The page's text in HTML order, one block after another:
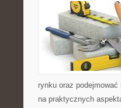
rynku oraz
na praktycznych